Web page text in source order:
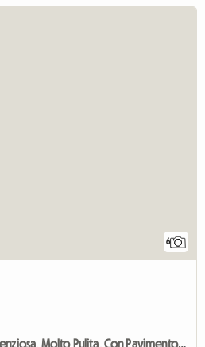
6
Adorabile Camera Molto Silenziosa, Molto Pulita, Con Pavimento In Legno Con